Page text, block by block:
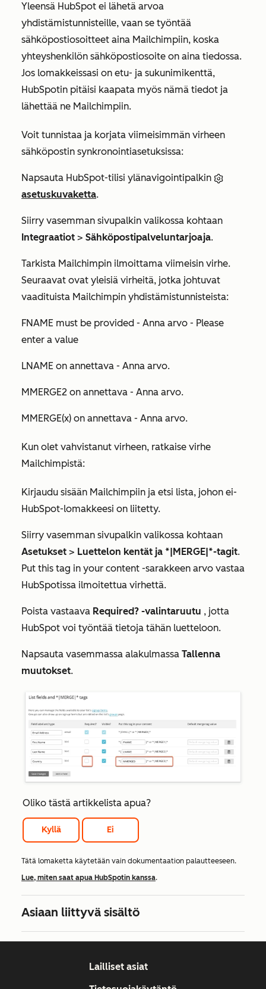
Yleensä HubSpot ei lähetä arvoa
yhdistämistunnisteille, vaan se työntää
sähköpostiosoitteet aina Mailchimpiin, koska
yhteyshenkilön sähköpostiosoite on aina tiedossa.
Jos lomakkeissasi on etu- ja sukunimikenttä,
HubSpotin pitäisi kaapata myös nämä tiedot ja
lähettää ne Mailchimpiin.
Voit tunnistaa ja korjata viimeisimmän virheen
sähköpostin synkronointiasetuksissa:
Napsauta HubSpot-tilisi ylänavigointipalkin
asetuskuvaketta.
Siirry vasemman sivupalkin valikossa kohtaan
Integraatiot > Sähköpostipalveluntarjoaja.
Tarkista Mailchimpin ilmoittama viimeisin virhe.
Seuraavat ovat yleisiä virheitä, jotka johtuvat
vaadituista Mailchimpin yhdistämistunnisteista:
FNAME must be provided - Anna arvo - Please
enter a value
LNAME on annettava - Anna arvo.
MMERGE2 on annettava - Anna arvo.
MMERGE(x) on annettava - Anna arvo.
Kun olet vahvistanut virheen, ratkaise virhe
Mailchimpistä:
Kirjaudu sisään Mailchimpiin ja etsi lista, johon ei-
HubSpot-lomakkeesi on liitetty.
Siirry vasemman sivupalkin valikossa kohtaan
Asetukset > Luettelon kentät ja *|MERGE|*-tagit.
Put this tag in your content -sarakkeen arvo vastaa
HubSpotissa ilmoitettua virhettä.
Poista vastaava Required? -valintaruutu , jotta
HubSpot voi työntää tietoja tähän luetteloon.
Napsauta vasemmassa alakulmassa Tallenna
muutokset.
Oliko tästä artikkelista apua?
Kyllä Ei
Tätä lomaketta käytetään vain dokumentaation palautteeseen.
Lue, miten saat apua HubSpotin kanssa.
Asiaan liittyvä sisältö
Lailliset asiat